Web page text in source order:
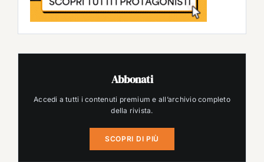
Abbonati
Accedi a tutti i contenuti premium e all’archivio completo
della rivista.
SCOPRI DI PIÙ